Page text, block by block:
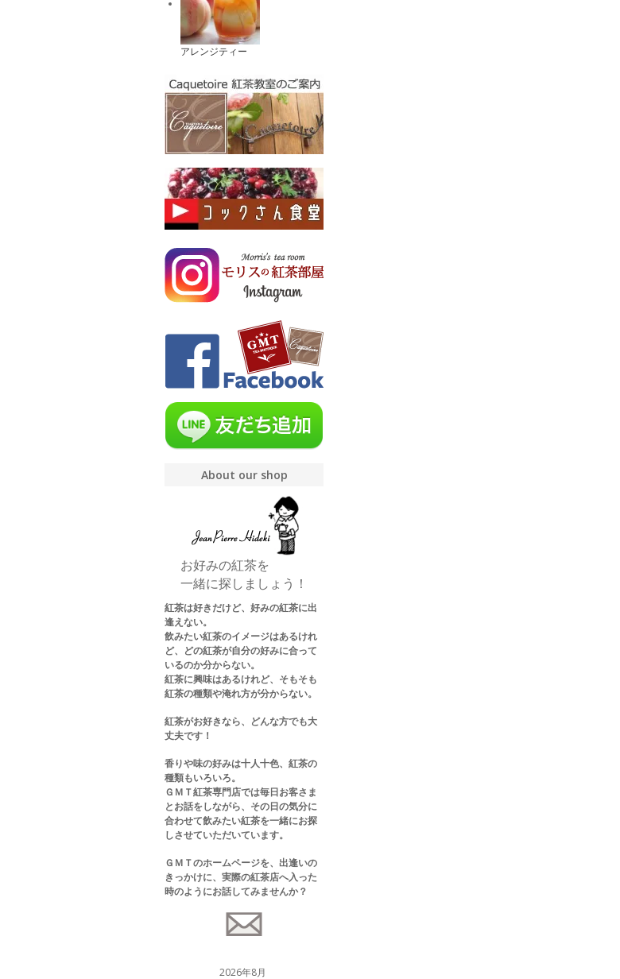
アレンジティー
About our shop
お好みの紅茶を
一緒に探しましょう！
紅茶は好きだけど、好みの紅茶に出
逢えない。
飲みたい紅茶のイメージはあるけれ
ど、どの紅茶が自分の好みに合って
いるのか分からない。
紅茶に興味はあるけれど、そもそも
紅茶の種類や淹れ方が分からない。
紅茶がお好きなら、どんな方でも大
丈夫です！
香りや味の好みは十人十色、紅茶の
種類もいろいろ。
ＧＭＴ紅茶専門店では毎日お客さま
とお話をしながら、その日の気分に
合わせて飲みたい紅茶を一緒にお探
しさせていただいています。
ＧＭＴのホームページを、出逢いの
きっかけに、実際の紅茶店へ入った
時のようにお話してみませんか？
2026年8月